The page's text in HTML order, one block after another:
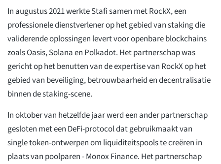
In augustus 2021 werkte Stafi samen met RockX, een
professionele dienstverlener op het gebied van staking die
validerende oplossingen levert voor openbare blockchains
zoals Oasis, Solana en Polkadot. Het partnerschap was
gericht op het benutten van de expertise van RockX op het
gebied van beveiliging, betrouwbaarheid en decentralisatie
binnen de staking-scene.
In oktober van hetzelfde jaar werd een ander partnerschap
gesloten met een DeFi-protocol dat gebruikmaakt van
single token-ontwerpen om liquiditeitspools te creëren in
plaats van poolparen - Monox Finance. Het partnerschap